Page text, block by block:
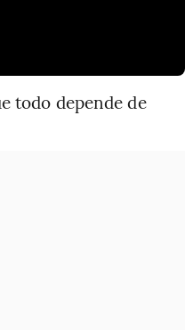
todo depende de